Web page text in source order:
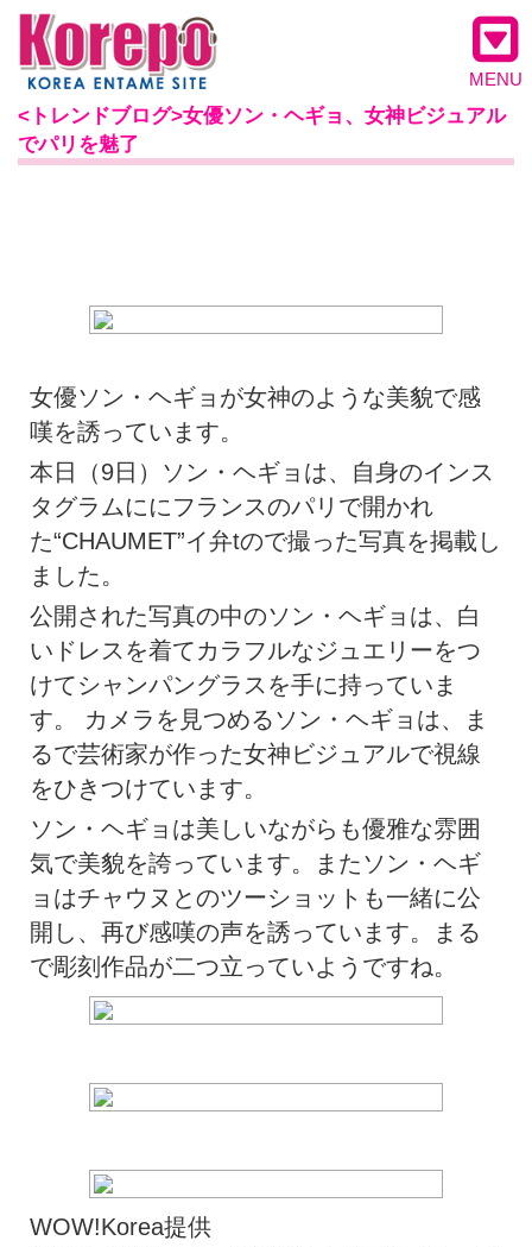
MENU
<トレンドブログ>女優ソン・ヘギョ、女神ビジュアル
でパリを魅了
女優ソン・ヘギョが女神のような美貌で感
嘆を誘っています。
本日（9日）ソン・ヘギョは、自身のインス
タグラムににフランスのパリで開かれ
た“CHAUMET”イ弁tので撮った写真を掲載し
ました。
公開された写真の中のソン・ヘギョは、白
いドレスを着てカラフルなジュエリーをつ
けてシャンパングラスを手に持っていま
す。 カメラを見つめるソン・ヘギョは、ま
るで芸術家が作った女神ビジュアルで視線
をひきつけています。
ソン・ヘギョは美しいながらも優雅な雰囲
気で美貌を誇っています。またソン・ヘギ
ョはチャウヌとのツーショットも一緒に公
開し、再び感嘆の声を誘っています。まる
で彫刻作品が二つ立っていようですね。
WOW!Korea提供